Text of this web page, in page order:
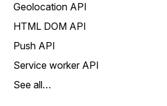
Geolocation API
HTML DOM API
Push API
Service worker API
See all…